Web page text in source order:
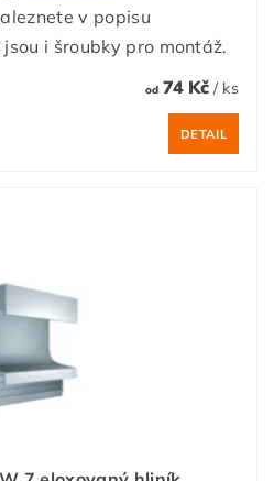
v popisu
i šroubky pro montáž.
od74 Kč / ks
DETAIL